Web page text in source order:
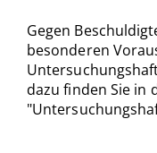
Gegen
besonderen
dazu finden Sie in